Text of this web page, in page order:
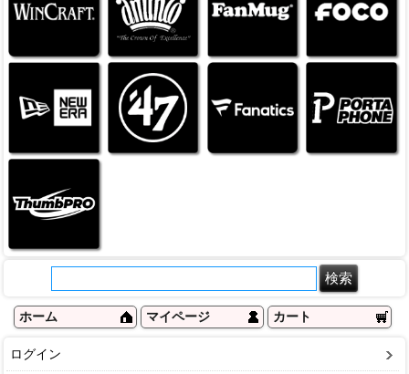
ホーム マイページ カート
ログイン